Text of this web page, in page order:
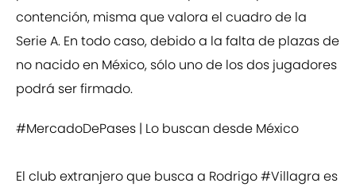
contención, misma que valora el cuadro de la
Serie A. En todo caso, debido a la falta de plazas de
no nacido en México, sólo uno de los dos jugadores
podrá ser firmado.
#MercadoDePases | Lo buscan desde México
El club extranjero que busca a Rodrigo#Villagra es